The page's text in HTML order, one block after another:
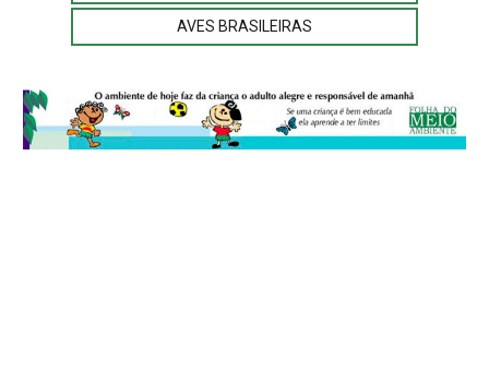
AVES BRASILEIRAS